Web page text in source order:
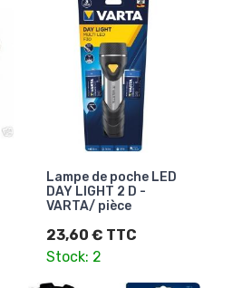
Lampe de poche LED
DAY LIGHT 2 D -
VARTA/ pièce
23,60 € TTC
Stock: 2